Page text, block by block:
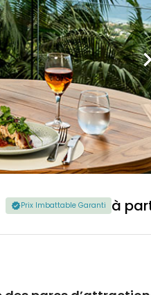
Prix Imbattable Garanti à